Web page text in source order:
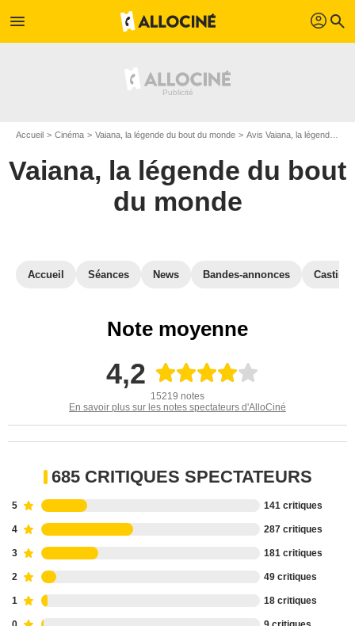
menu profil search
Accueil Cinéma Vaiana, la légende du bout du monde Avis Vaiana, la légende du bout du monde
Vaiana, la légende du bout
du monde
Accueil Séances News Bandes-annonces Casting
Note moyenne
4,2
15219 notes
En savoir plus sur les notes spectateurs d'AlloCiné
685 CRITIQUES SPECTATEURS
5 141 critiques
4 287 critiques
3 181 critiques
2 49 critiques
1 18 critiques